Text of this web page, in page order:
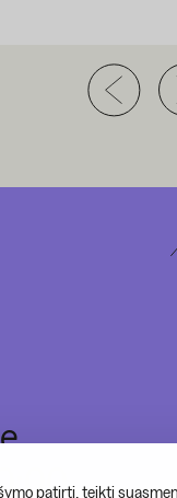
patirtį, teikti